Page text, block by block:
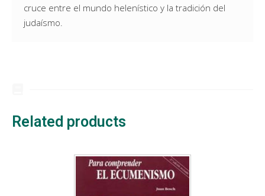
cruce entre el mundo helenístico y la tradición del
judaísmo.
Related products